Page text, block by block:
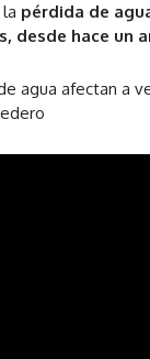
pérdida de
desde hace un
agua afectan a